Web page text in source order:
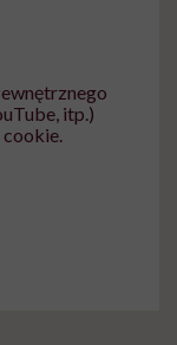
itp.)
cookie.